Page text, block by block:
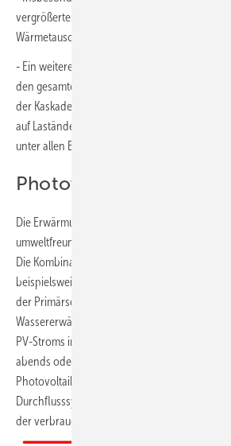
vergrößerten zirkulierenden Wassermenge auf
Wärmetauschers.
- Ein weiteres zentrales Merkmal ist das stabile
den gesamten Lastbereich von 1 bis 100
der Kaskadenregelung ermöglicht dies sehr
auf Laständerungen und gewährleistet eine
unter allen Betriebsbedingungen.
Photovoltaik ergänzt
Die Erwärmung von Trinkwasser mithilfe von
umweltfreundliche Alternative zur klassischen
Die Kombination von PV mit einem
beispielsweise einer zusätzlichen Heizwendel
der Primärseite, macht es möglich,
Wassererwärmung zu nutzen. Die Speicherung
PV-Stroms in einer Batterie erlaubt die
abends oder an bewölkten Tagen. Die
Photovoltaik kann die Nachhaltigkeit der
Durchflusssystem mit Strahlpumpentechnik
der verbrauchten Fernwärme entsprechend